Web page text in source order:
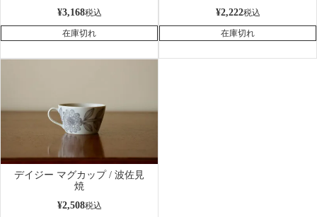
¥3,168税込
在庫切れ
¥2,222税込
在庫切れ
デイジー マグカップ / 波佐見
焼
¥2,508税込